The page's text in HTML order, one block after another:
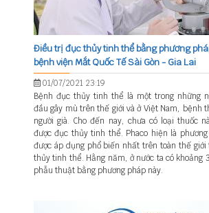
Điều trị đục thủy tinh thể bằng phương
bệnh viện Mắt Quốc Tế Sài Gòn - Gia Lai
01/07/2021 23:19
Bệnh đục thủy tinh thể là một trong những
đầu gây mù trên thế giới và ở Việt Nam, bệnh
người già. Cho đến nay, chưa có loại thuốc
được đục thủy tinh thể. Phaco hiện là
được áp dụng phổ biến nhất trên toàn thế
thủy tinh thể. Hằng năm, ở nước ta có khoảng
phẫu thuật bằng phương pháp này.